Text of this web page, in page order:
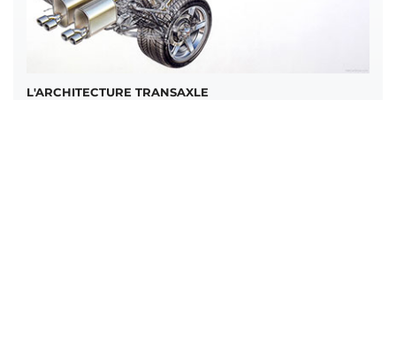
L'ARCHITECTURE TRANSAXLE